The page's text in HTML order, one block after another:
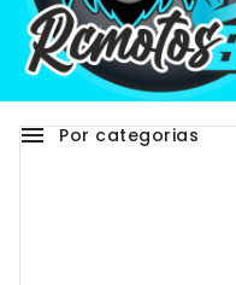
menu Por categorias
-25%